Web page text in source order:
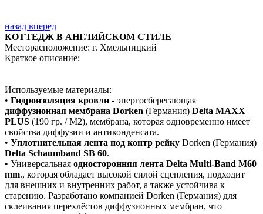
назад вперед
КОТТЕДЖ В АНГЛИЙСКОМ СТИЛЕ
Месторасположение: г. Хмельницкий
Краткое описание:
Используемые материалы:
• Гидроизоляция кровли - энергосберегающая
диффузионная мембрана Dorken (Германия) Delta MAXX
PLUS (190 гр. / М2), мембрана, которая одновременно имеет
свойства диффузии и антиконденсата.
• Уплотнительная лента под контр рейку Dorken (Германия)
Delta Schaumband SB 60.
• Универсальная односторонняя лента Delta Multi-Band M60
mm., которая обладает высокой силой сцепления, подходит
для внешних и внутренних работ, а также устойчива к
старению. Разработано компанией Dorken (Германия) для
склеивания перехлёстов диффузионных мембран, что